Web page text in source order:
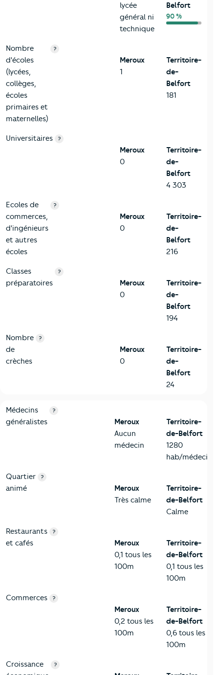
lycée
général ni
technique
Belfort
90 %
Nombre
d'écoles
(lycées,
collèges,
écoles
primaires et
maternelles)
?
Meroux
1
Territoire-
de-
Belfort
181
Universitaires ?
Meroux
0
Territoire-
de-
Belfort
4 303
Ecoles de
commerces,
d'ingénieurs
et autres
écoles
?
Meroux
0
Territoire-
de-
Belfort
216
Classes
préparatoires
?
Meroux
0
Territoire-
de-
Belfort
194
Nombre
de
crèches
?
Meroux
0
Territoire-
de-
Belfort
24
5-Commerces
Critères Meroux
Médecins
généralistes
?
Meroux
Aucun
médecin
Territoire-
de-Belfort
1280
hab/médecin
Quartier
animé
?
Meroux
Très calme
Territoire-
de-Belfort
Calme
Restaurants
et cafés
?
Meroux
0,1 tous les
100m
Territoire-
de-Belfort
0,1 tous les
100m
Commerces ?
Meroux
0,2 tous les
100m
Territoire-
de-Belfort
0,6 tous les
100m
Croissance
?